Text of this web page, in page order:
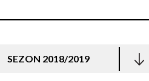
SEZON 2018/2019